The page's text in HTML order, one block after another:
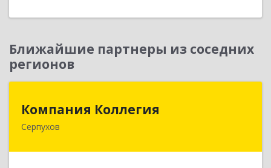
Ближайшие партнеры из соседних
регионов
Компания Коллегия
Серпухов
142211, Московская обл, Серпухов г, Оборонная